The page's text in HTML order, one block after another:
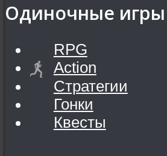
Одиночные игры
RPG
Action
Стратегии
Гонки
Квесты